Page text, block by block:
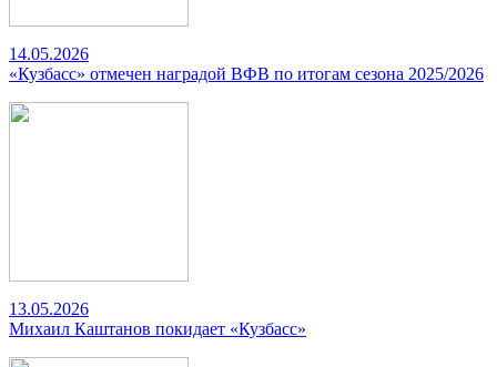
14.05.2026
«Кузбасс» отмечен наградой ВФВ по итогам сезона 2025/2026
13.05.2026
Михаил Каштанов покидает «Кузбасс»